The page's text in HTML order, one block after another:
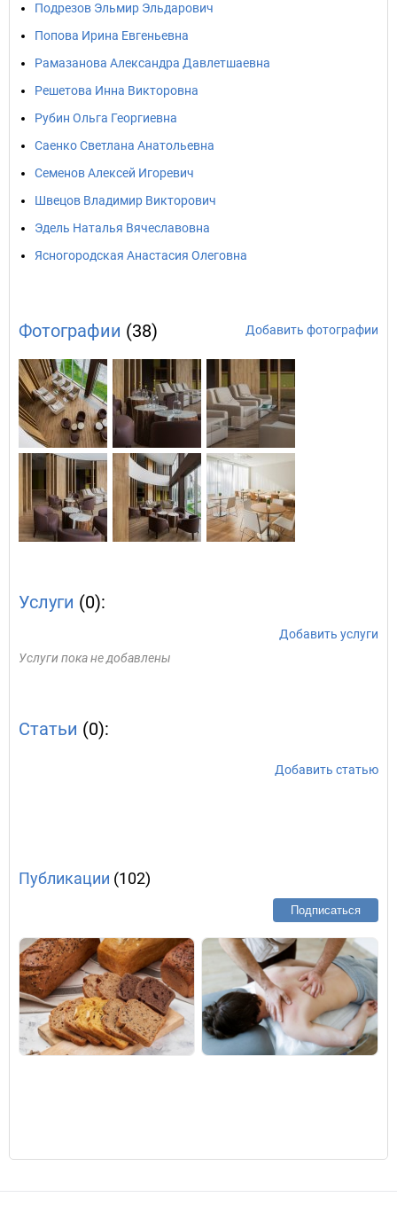
Подрезов Эльмир Эльдарович
Попова Ирина Евгеньевна
Рамазанова Александра Давлетшаевна
Решетова Инна Викторовна
Рубин Ольга Георгиевна
Саенко Светлана Анатольевна
Семенов Алексей Игоревич
Швецов Владимир Викторович
Эдель Наталья Вячеславовна
Ясногородская Анастасия Олеговна
Фотографии (38) Добавить фотографии
Услуги (0):
Добавить услуги
Услуги пока не добавлены
Статьи (0):
Добавить статью
Публикации (102)
Подписаться